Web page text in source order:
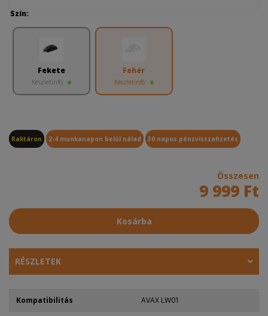
Szín:
Fekete
Készletinfó:
Fehér
Készletinfó:
Raktáron 2-4 munkanapon belül nálad 30 napos pénzvisszafizetés
Összesen
9 999 Ft
Kosárba
RÉSZLETEK
Kompatibilitás AVAX LW01